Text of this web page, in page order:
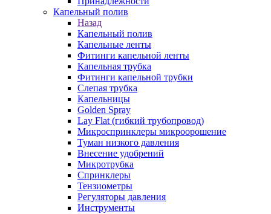
Капельный полив
Назад
Капельный полив
Капельные ленты
Фитинги капельной ленты
Капельная трубка
Фитинги капельной трубки
Слепая трубка
Капельницы
Golden Spray
Lay Flat (гибкий трубопровод)
Микроспринклеры микроорошение
Туман низкого давления
Внесение удобрений
Микротрубка
Спринклеры
Тензиометры
Регуляторы давления
Инструменты